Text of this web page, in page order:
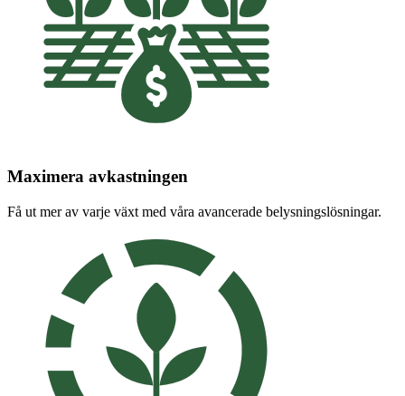
Maximera avkastningen
Få ut mer av varje växt med våra avancerade belysningslösningar.